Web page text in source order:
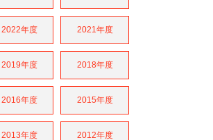
2022年度 2021年度
2019年度 2018年度
2016年度 2015年度
2013年度 2012年度